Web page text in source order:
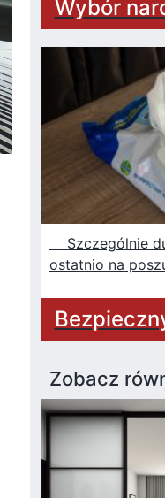
Wybór
Szczególnie
ostatnio na
Zobacz